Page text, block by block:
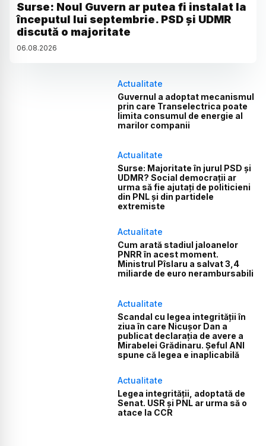
Surse: Noul Guvern ar putea fi instalat la
începutul lui septembrie. PSD și UDMR
discută o majoritate
06.08.2026
Actualitate
Guvernul a adoptat mecanismul
prin care Transelectrica poate
limita consumul de energie al
marilor companii
Actualitate
Surse: Majoritate în jurul PSD și
UDMR? Social democrații ar
urma să fie ajutați de politicieni
din PNL și din partidele
extremiste
Actualitate
Cum arată stadiul jaloanelor
PNRR în acest moment.
Ministrul Pîslaru a salvat 3,4
miliarde de euro nerambursabili
Actualitate
Scandal cu legea integrității în
ziua în care Nicușor Dan a
publicat declarația de avere a
Mirabelei Grădinaru. Șeful ANI
spune că legea e inaplicabilă
Actualitate
Legea integrității, adoptată de
Senat. USR și PNL ar urma să o
atace la CCR